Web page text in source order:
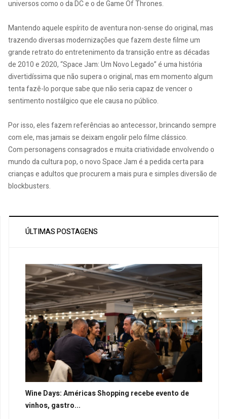
universos como o da DC e o de Game Of Thrones.
Mantendo aquele espírito de aventura non-sense do original, mas
trazendo diversas modernizações que fazem deste filme um
grande retrato do entretenimento da transição entre as décadas
de 2010 e 2020, “Space Jam: Um Novo Legado” é uma história
divertidíssima que não supera o original, mas em momento algum
tenta fazê-lo porque sabe que não seria capaz de vencer o
sentimento nostálgico que ele causa no público.
Por isso, eles fazem referências ao antecessor, brincando sempre
com ele, mas jamais se deixam engolir pelo filme clássico.
Com personagens consagrados e muita criatividade envolvendo o
mundo da cultura pop, o novo Space Jam é a pedida certa para
crianças e adultos que procurem a mais pura e simples diversão de
blockbusters.
ÚLTIMAS POSTAGENS
Wine Days: Américas Shopping recebe evento de
vinhos, gastro...